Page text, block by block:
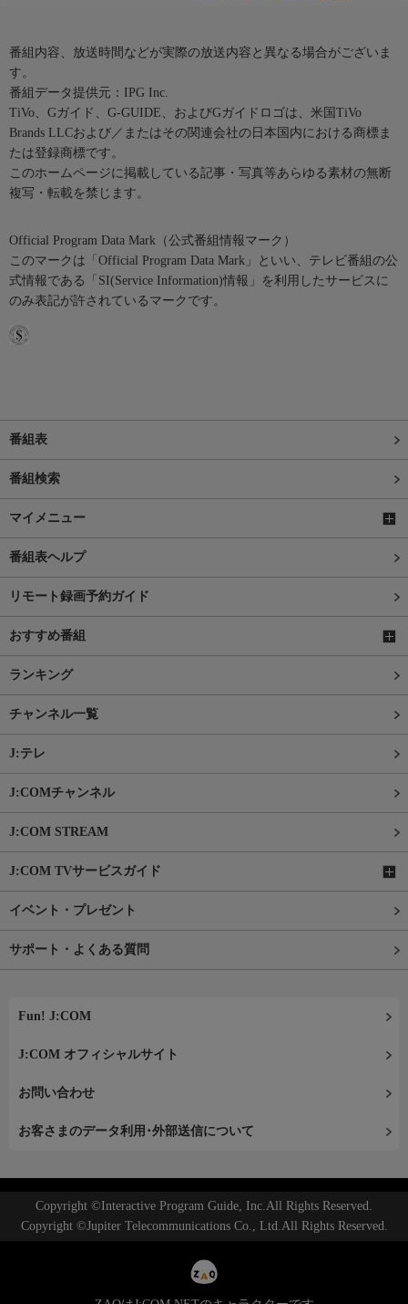
番組内容、放送時間などが実際の放送内容と異なる場合がございま
す。
番組データ提供元：IPG Inc.
TiVo、Gガイド、G-GUIDE、およびGガイドロゴは、米国TiVo
Brands LLCおよび／またはその関連会社の日本国内における商標ま
たは登録商標です。
このホームページに掲載している記事・写真等あらゆる素材の無断
複写・転載を禁じます。
Official Program Data Mark（公式番組情報マーク）
このマークは「Official Program Data Mark」といい、テレビ番組の公
式情報である「SI(Service Information)情報」を利用したサービスに
のみ表記が許されているマークです。
番組表
番組検索
マイメニュー
番組表ヘルプ
リモート録画予約ガイド
おすすめ番組
ランキング
チャンネル一覧
J:テレ
J:COMチャンネル
J:COM STREAM
J:COM TVサービスガイド
イベント・プレゼント
サポート・よくある質問
Fun! J:COM
J:COM オフィシャルサイト
お問い合わせ
お客さまのデータ利用･外部送信について
Copyright ©Interactive Program Guide, Inc.All Rights Reserved.
Copyright ©Jupiter Telecommunications Co., Ltd.All Rights Reserved.